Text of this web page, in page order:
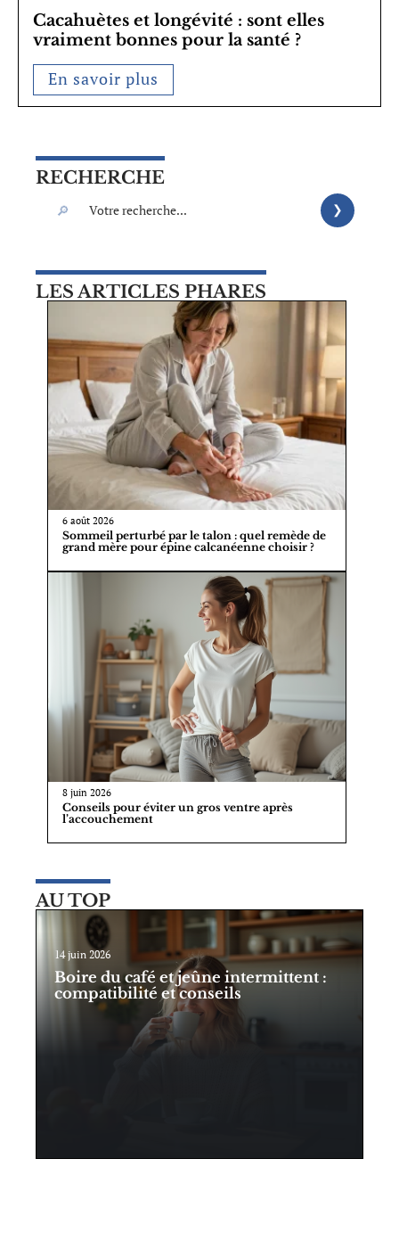
Cacahuètes et longévité : sont elles
vraiment bonnes pour la santé ?
En savoir plus
RECHERCHE
LES ARTICLES PHARES
6 août 2026
Sommeil perturbé par le talon : quel remède de
grand mère pour épine calcanéenne choisir ?
8 juin 2026
Conseils pour éviter un gros ventre après
l’accouchement
AU TOP
14 juin 2026
Boire du café et jeûne intermittent :
compatibilité et conseils